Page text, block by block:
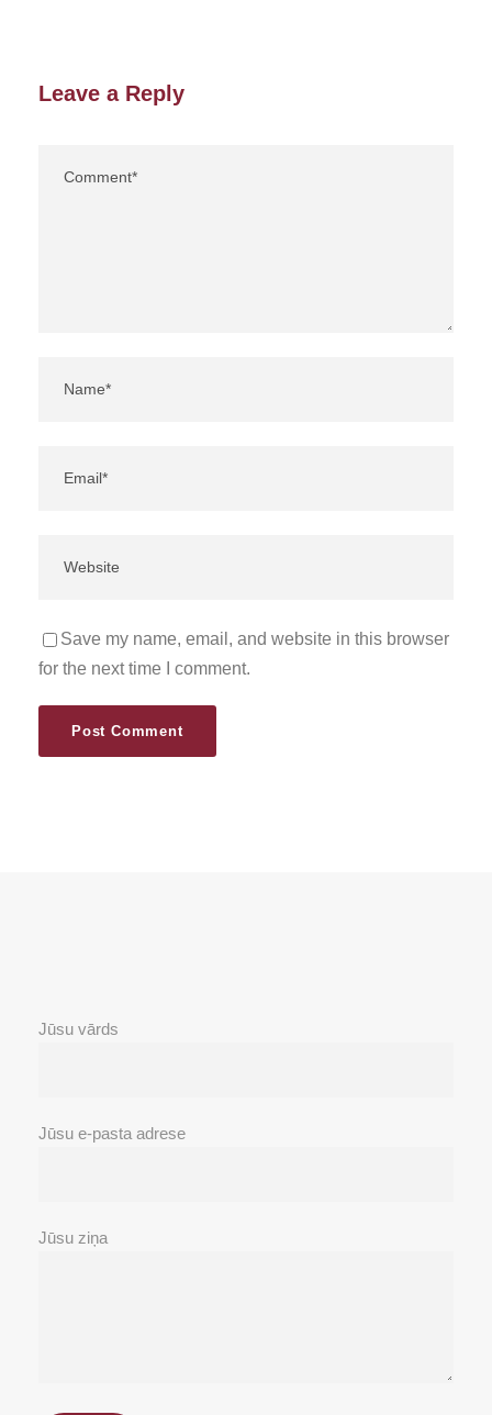
Leave a Reply
Save my name, email, and website in this browser
for the next time I comment.
Jūsu vārds
Jūsu e-pasta adrese
Jūsu ziņa